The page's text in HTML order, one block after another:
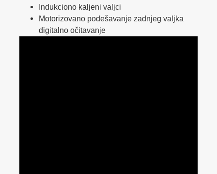
Indukciono kaljeni valjci
Motorizovano podešavanje zadnjeg valjka
digitalno očitavanje